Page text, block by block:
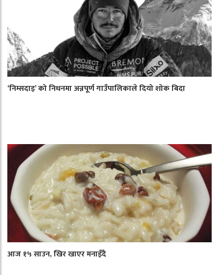
‘निम्सदाइ’ को निधनमा अन्नपूर्ण गाउँपालिकाले दियो शोक बिदा
आज १५ साउन, खिर खाएर मनाइँदै